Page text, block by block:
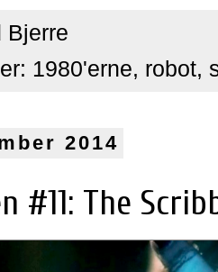
Bjerre
1980'erne, robot,
2014
#11: The